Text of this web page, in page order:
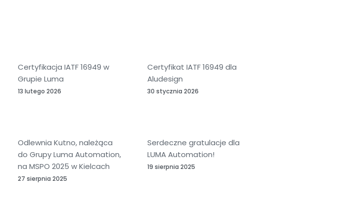
Certyfikacja IATF 16949 w
Grupie Luma
13 lutego 2026
Certyfikat IATF 16949 dla
Aludesign
30 stycznia 2026
Odlewnia Kutno, należąca
do Grupy Luma Automation,
na MSPO 2025 w Kielcach
27 sierpnia 2025
Serdeczne gratulacje dla
LUMA Automation!
19 sierpnia 2025